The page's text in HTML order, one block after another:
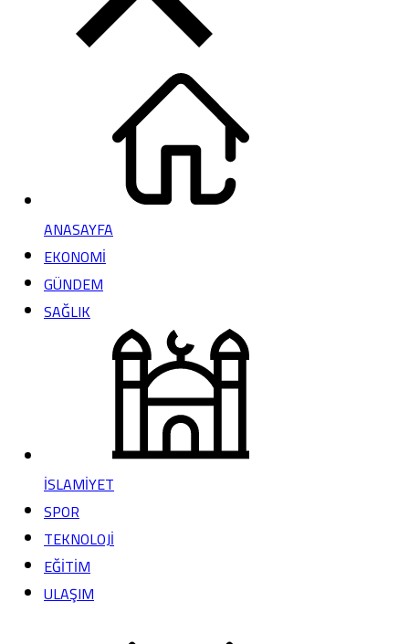
ANASAYFA
EKONOMİ
GÜNDEM
SAĞLIK
İSLAMİYET
SPOR
TEKNOLOJİ
EĞİTİM
ULAŞIM